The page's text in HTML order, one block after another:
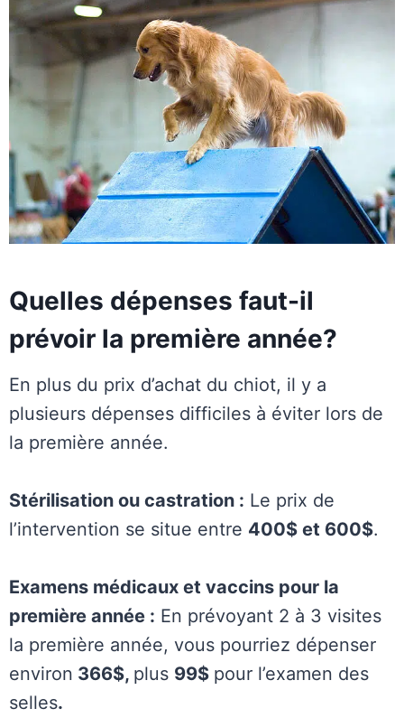
Quelles dépenses faut-il
prévoir la première année?
En plus du prix d’achat du chiot, il y a
plusieurs dépenses difficiles à éviter lors de
la première année.
Stérilisation ou castration : Le prix de
l’intervention se situe entre 400$ et 600$.
Examens médicaux et vaccins pour la
première année : En prévoyant 2 à 3 visites
la première année, vous pourriez dépenser
environ 366$, plus 99$ pour l’examen des
selles.